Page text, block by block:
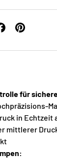
für
in Echtzeit
mittlerer